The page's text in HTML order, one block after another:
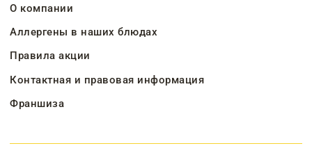
О компании
Аллергены в наших блюдах
Правила акции
Контактная и правовая информация
Франшиза